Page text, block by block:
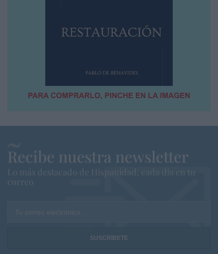
Recibe nuestra newsletter
Lo más destacado de Hispanidad, cada dia en tu
correo
Tu correo electrónico...